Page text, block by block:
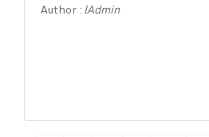
Author : lAdmin